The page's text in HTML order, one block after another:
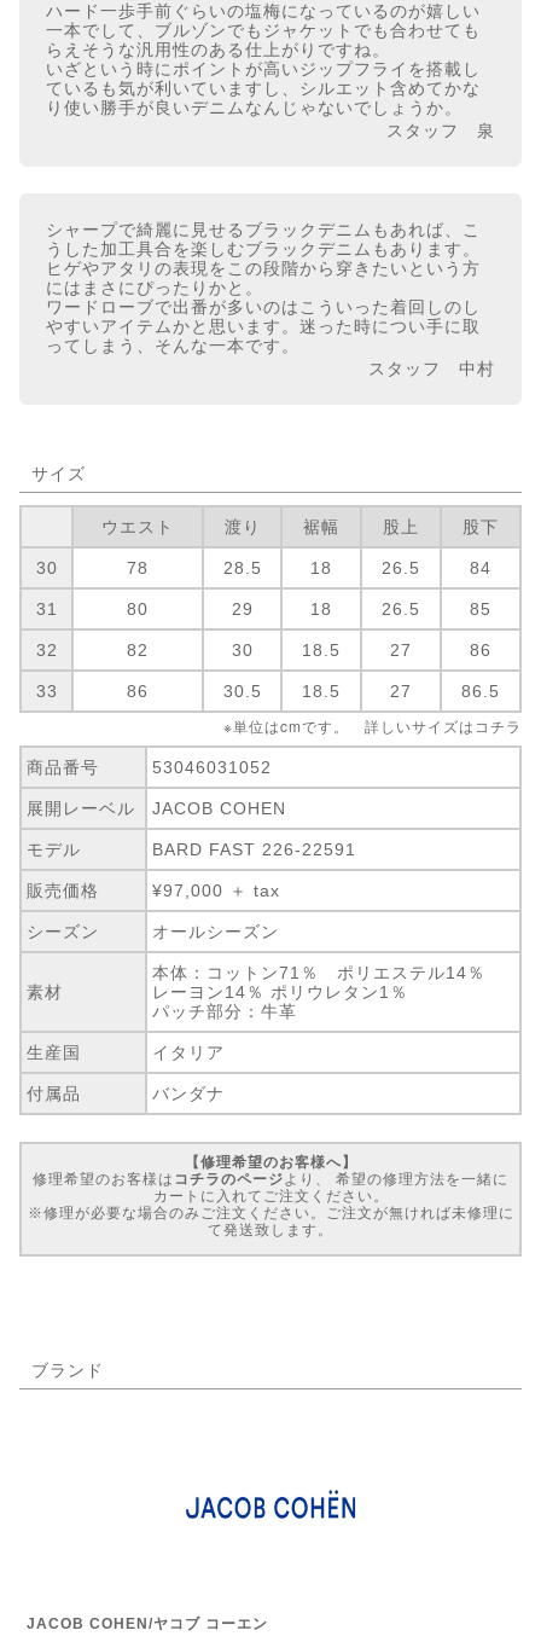
ハード一歩手前ぐらいの塩梅になっているのが嬉しい
一本でして、ブルゾンでもジャケットでも合わせても
らえそうな汎用性のある仕上がりですね。
いざという時にポイントが高いジップフライを搭載し
ているも気が利いていますし、シルエット含めてかな
り使い勝手が良いデニムなんじゃないでしょうか。
スタッフ 泉
シャープで綺麗に見せるブラックデニムもあれば、こ
うした加工具合を楽しむブラックデニムもあります。
ヒゲやアタリの表現をこの段階から穿きたいという方
にはまさにぴったりかと。
ワードローブで出番が多いのはこういった着回しのし
やすいアイテムかと思います。迷った時につい手に取
ってしまう、そんな一本です。
スタッフ 中村
サイズ
ウエスト 渡り 裾幅 股上 股下
30 78 28.5 18 26.5 84
31 80 29 18 26.5 85
32 82 30 18.5 27 86
33 86 30.5 18.5 27 86.5
※単位はcmです。 詳しいサイズは コチラ
商品番号 53046031052
展開レーベル JACOB COHEN
モデル BARD FAST 226-22591
販売価格 ¥97,000 ＋ tax
シーズン オールシーズン
素材
本体：コットン71％ ポリエステル14％
レーヨン14％ ポリウレタン1％
パッチ部分：牛革
生産国 イタリア
付属品 バンダナ
【修理希望のお客様へ】
修理希望のお客様は コチラのページ より、 希望の修理方法を一緒に
カートに入れてご注文ください。
※修理が必要な場合のみご注文ください。ご注文が無ければ未修理に
て発送致します。
ブランド
JACOB COHEN/ヤコブ コーエン